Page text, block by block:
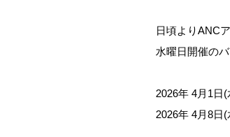
日頃よりANC
水曜日開催の
2026年 4月1日(
2026年 4月8日(